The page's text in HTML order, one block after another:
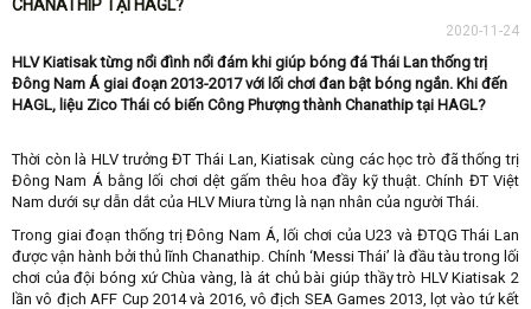
CHANATHIP TẠI HAGL?
2020-11-24
HLV Kiatisak từng nổi đình nổi đám khi giúp bóng đá Thái Lan thống trị
Đông Nam Á giai đoạn 2013-2017 với lối chơi đan bật bóng ngắn. Khi đến
HAGL, liệu Zico Thái có biến Công Phượng thành Chanathip tại HAGL?
Thời còn là HLV trưởng ĐT Thái Lan, Kiatisak cùng các học trò đã thống trị
Đông Nam Á bằng lối chơi dệt gấm thêu hoa đầy kỹ thuật. Chính ĐT Việt
Nam dưới sự dẫn dắt của HLV Miura từng là nạn nhân của người Thái.
Trong giai đoạn thống trị Đông Nam Á, lối chơi của U23 và ĐTQG Thái Lan
được vận hành bởi thủ lĩnh Chanathip. Chính ‘Messi Thái’ là đầu tàu trong lối
chơi của đội bóng xứ Chùa vàng, là át chủ bài giúp thầy trò HLV Kiatisak 2
lần vô địch AFF Cup 2014 và 2016, vô địch SEA Games 2013, lọt vào tứ kết